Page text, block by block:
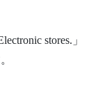
stores.」